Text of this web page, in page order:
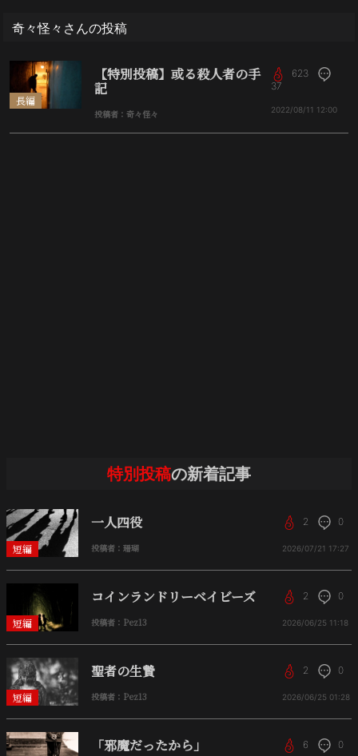
奇々怪々さんの投稿
長編
【特別投稿】或る殺人者の手
記
投稿者：奇々怪々
623
37
2022/08/11 12:00
特別投稿の新着記事
短編
一人四役
投稿者：珊瑚
2 0
2026/07/21 17:27
短編
コインランドリーベイビーズ
投稿者：Pez13
2 0
2026/06/25 11:18
短編
聖者の生贄
投稿者：Pez13
2 0
2026/06/25 01:28
「邪魔だったから」 6 0